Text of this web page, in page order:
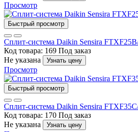
Просмотр
Быстрый просмотр
Сплит-система Daikin Sensira
Код товара: 169 Под заказ
Не указана
Узнать цену
Просмотр
Быстрый просмотр
Сплит-система Daikin Sensira
Код товара: 170 Под заказ
Не указана
Узнать цену